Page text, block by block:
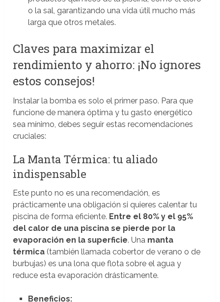
o la sal, garantizando una vida útil mucho más
larga que otros metales.
Claves para maximizar el
rendimiento y ahorro: ¡No ignores
estos consejos!
Instalar la bomba es solo el primer paso. Para que
funcione de manera óptima y tu gasto energético
sea mínimo, debes seguir estas recomendaciones
cruciales:
La Manta Térmica: tu aliado
indispensable
Este punto no es una recomendación, es
prácticamente una obligación si quieres calentar tu
piscina de forma eficiente. Entre el 80% y el 95%
del calor de una piscina se pierde por la
evaporación en la superficie. Una manta
térmica (también llamada cobertor de verano o de
burbujas) es una lona que flota sobre el agua y
reduce esta evaporación drásticamente.
Beneficios: